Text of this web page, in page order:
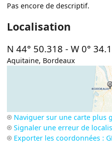
Pas encore de descriptif.
Localisation
N 44° 50.318 -W 0°
Aquitaine, Bordeaux
Naviguer sur une carte plus
Signaler une erreur de
Exporter les coordonnées :